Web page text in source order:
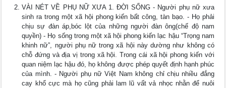
VÀI NÉT VỀ PHỤ NỮ XƯA 1. ĐỜI SỐNG - Người phụ nữ xưa
sinh ra trong một xã hội phong kiến bất công, tàn bạo. - Họ phải
chịu sự đàn áp,bóc lột của những người đàn ông(chế độ nam
quyền) - Họ sống trong một xã hội phong kiến lạc hậu “Trọng nam
khinh nữ”, người phụ nữ trong xã hội này dường như không có
chỗ đứng và địa vị trong xã hội. Trong cái xã hội phong kiến với
quan niệm lạc hậu đó, họ không được phép quyết định hạnh phúc
của mình. - Người phụ nữ Việt Nam không chỉ chịu nhiều đắng
cay khổ cực mà họ cũng phải lam lũ vất vả nhọc nhằn để nuôi